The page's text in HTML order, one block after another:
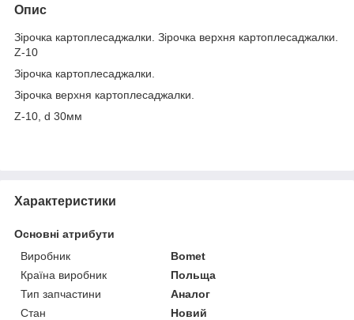
Опис
Зірочка картоплесаджалки. Зірочка верхня картоплесаджалки.
Z-10
Зірочка картоплесаджалки.
Зірочка верхня картоплесаджалки.
Z-10, d 30мм
Характеристики
Основні атрибути
Виробник
Bomet
Країна виробник
Польща
Тип запчастини
Аналог
Стан
Новий